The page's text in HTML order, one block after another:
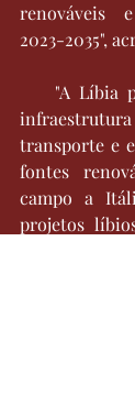
renováveis
2023-2035",
"A Líbia
transporte e
fontes
campo a
projetos